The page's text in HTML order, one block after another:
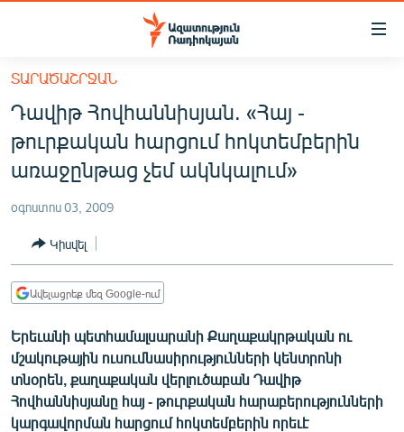
Մատչելիության
հիմնական
բովանդակությանը
հիմնական
մենյուին
ՀԱՅԱՍՏԱՆ
ՔԱՂԱՔԱԿԱՆ
ՀԱՍԱՐԱԿՈՒԹՅՈՒՆ
ՏՆՏԵՍՈՒԹՅՈՒՆ
ՊԱՏԵՐԱԶՄԻ 6 ՇԱԲԱԹՆԵՐԸ
ՏԱՐԱԾԱՇՐՋԱՆ
ՄԻՋԱԶԳԱՅԻՆ
ՏԱՐԱԾԱՇՐՋԱՆ
Դավիթ Հովհաննիսյան. «Հայ -
թուրքական հարցում հոկտեմբերին
առաջընթաց չեմ ակնկալում»
օգոստոս 03, 2009
Կիսվել
Ավելացրեք մեզ Google-ում
Երեւանի պետհամալսարանի Քաղաքակրթական ու
մշակութային ուսումնասիրությունների կենտրոնի
տնօրեն, քաղաքական վերլուծաբան Դավիթ
Հովհաննիսյանը հայ - թուրքական հարաբերությունների
կարգավորման հարցում հոկտեմբերին որեւէ